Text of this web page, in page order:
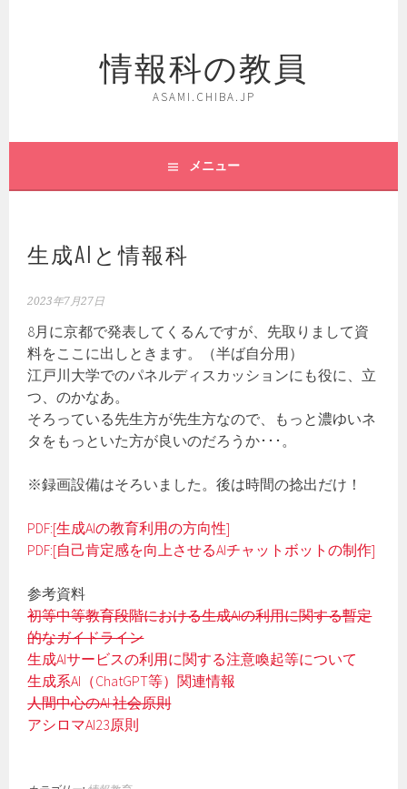
ス
ッ
情報科の教員
ASAMI.CHIBA.JP
メニュー
生成AIと情報科
2023年7月27日
8月に京都で発表してくるんですが、先取りまして資
料をここに出しときます。（半ば自分用）
江戸川大学でのパネルディスカッションにも役に、立
つ、のかなあ。
そろっている先生方が先生方なので、もっと濃ゆいネ
タをもっといた方が良いのだろうか･･･。
※録画設備はそろいました。後は時間の捻出だけ！
PDF:[生成AIの教育利用の方向性]
PDF:[自己肯定感を向上させるAIチャットボットの制作]
参考資料
初等中等教育段階における生成AIの利用に関する暫定
的なガイドライン
生成AIサービスの利用に関する注意喚起等について
生成系AI（ChatGPT等）関連情報
人間中心のAI 社会原則
アシロマAI23原則